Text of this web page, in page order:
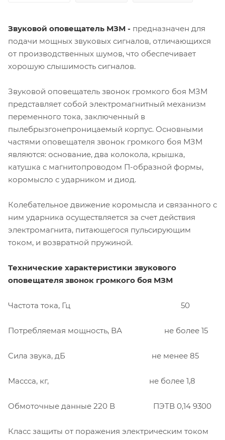
Звуковой оповещатель МЗМ - предназначен для
подачи мощных звуковых сигналов, отличающихся
от производственных шумов, что обеспечивает
хорошую слышимость сигналов.
Звуковой оповещатель звонок громкого боя МЗМ
представляет собой электромагнитный механизм
переменного тока, заключенный в
пылебрызгонепроницаемый корпус. Основными
частями оповещателя звонок громкого боя МЗМ
являются: основание, два колокола, крышка,
катушка с магнитопроводом П-образной формы,
коромысло с ударником и диод.
Колебательное движение коромысла и связанного с
ним ударника осуществляется за счет действия
электромагнита, питающегося пульсирующим
током, и возвратной пружиной.
Технические характеристики звукового
оповещателя звонок громкого боя МЗМ
Частота тока, Гц 50
Потребляемая мощность, ВА не более 15
Сила звука, дБ не менее 85
Массса, кг, не более 1,8
Обмоточные данные 220 В ПЭТВ 0,14 9300
Класс защиты от поражения электрическим током